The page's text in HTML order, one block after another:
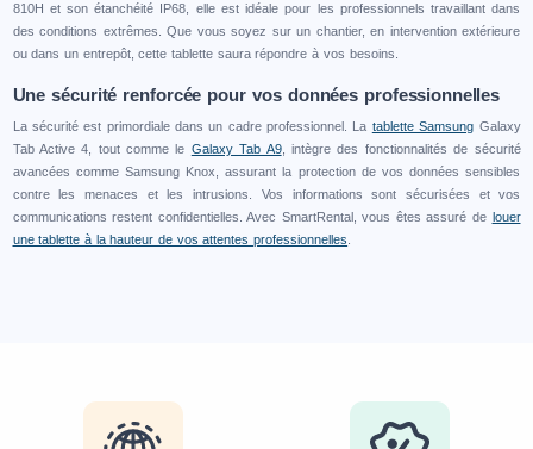
810H et son étanchéité IP68, elle est idéale pour les professionnels travaillant dans
des conditions extrêmes. Que vous soyez sur un chantier, en intervention extérieure
ou dans un entrepôt, cette tablette saura répondre à vos besoins.
Une sécurité renforcée pour vos données professionnelles
La sécurité est primordiale dans un cadre professionnel. La tablette Samsung Galaxy
Tab Active 4, tout comme le Galaxy Tab A9, intègre des fonctionnalités de sécurité
avancées comme Samsung Knox, assurant la protection de vos données sensibles
contre les menaces et les intrusions. Vos informations sont sécurisées et vos
communications restent confidentielles. Avec SmartRental, vous êtes assuré de louer
une tablette à la hauteur de vos attentes professionnelles